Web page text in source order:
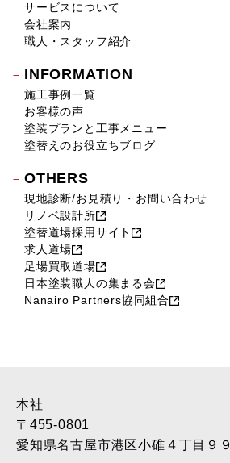
サービスについて
会社案内
職人・スタッフ紹介
INFORMATION
施工事例一覧
お客様の声
塗装プランと工事メニュー
塗替えのお役立ちブログ
OTHERS
現地診断/お見積り・お問い合わせ
リノベ設計所
塗替道場採用サイト
求人道場
足場買取道場
日本塗装職人の集まる会
Nanairo Partners協同組合
本社
〒455-0801
愛知県名古屋市港区小碓４丁目９９